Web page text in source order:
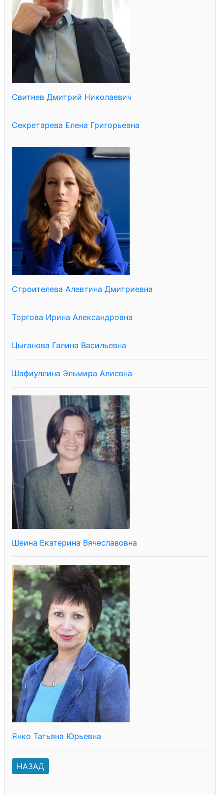
Свитнев Дмитрий Николаевич
Секретарева Елена Григорьевна
Строителева Алевтина Дмитриевна
Торгова Ирина Александровна
Цыганова Галина Васильевна
Шафиуллина Эльмира Алиевна
Шеина Екатерина Вячеславовна
Янко Татьяна Юрьевна
НАЗАД